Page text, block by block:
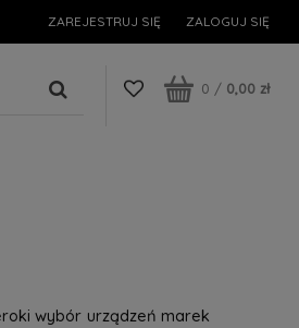
ZAREJESTRUJ SIĘ ZALOGUJ SIĘ
0 / 0,00 zł
wybór urządzeń marek